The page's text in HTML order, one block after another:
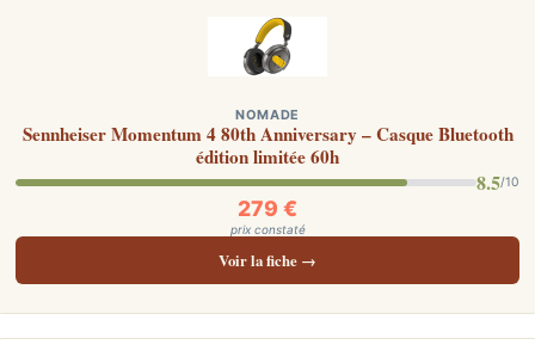
NOMADE
Sennheiser Momentum 4 80th Anniversary – Casque Bluetooth
édition limitée 60h
8.5/10
279 €
prix constaté
Voir la fiche →